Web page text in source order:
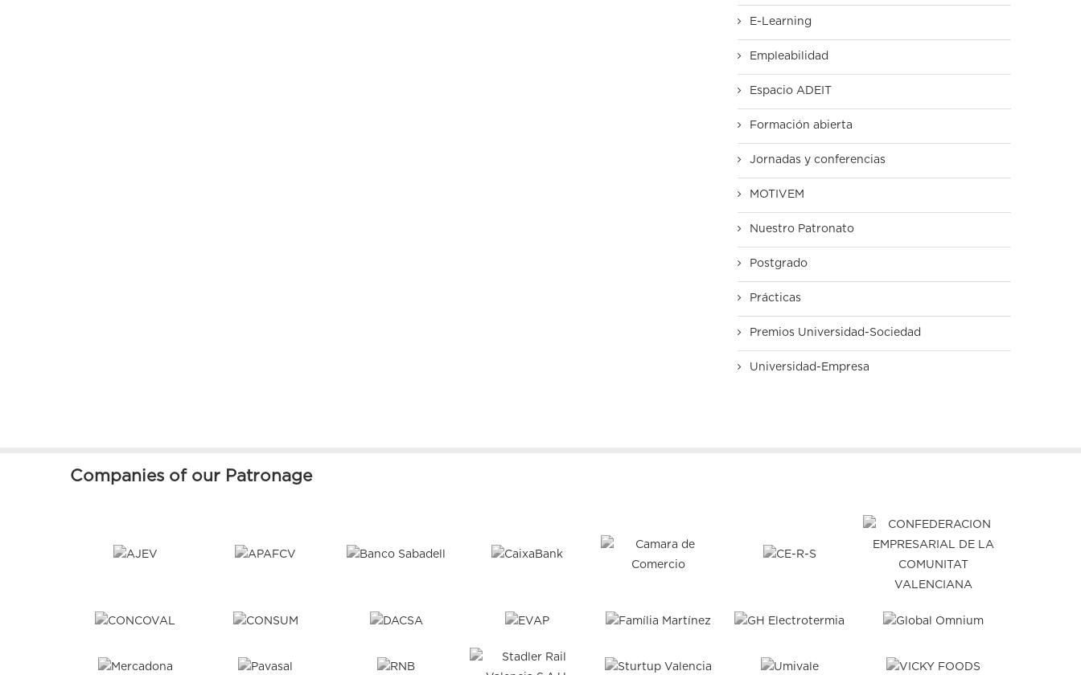
E-Learning
Empleabilidad
Espacio ADEIT
Formación abierta
Jornadas y conferencias
MOTIVEM
Nuestro Patronato
Postgrado
Prácticas
Premios Universidad-Sociedad
Universidad-Empresa
Companies of our Patronage